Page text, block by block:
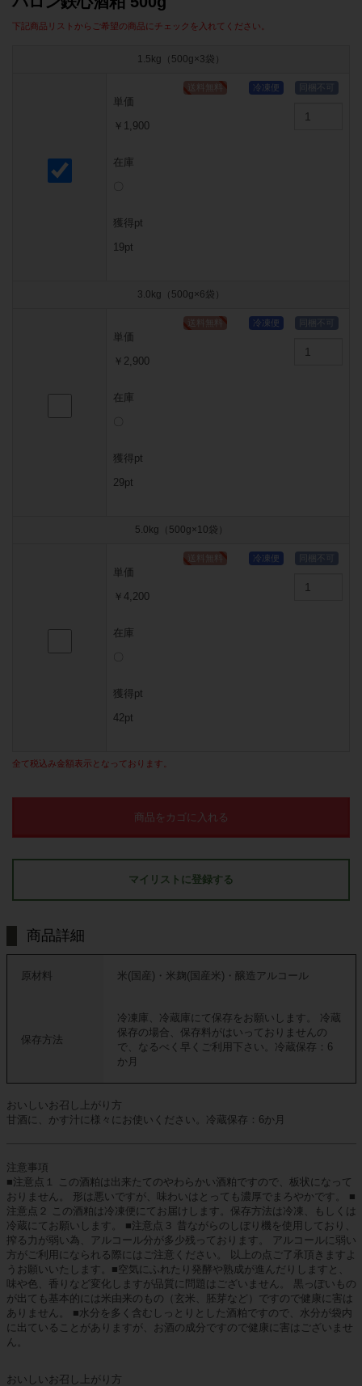
下記商品リストからご希望の商品にチェックを入れてください。
1.5kg（500g×3袋）
単価
￥1,900
在庫
獲得pt
19pt
3.0kg（500g×6袋）
単価
￥2,900
在庫
獲得pt
29pt
5.0kg（500g×10袋）
単価
￥4,200
在庫
獲得pt
42pt
全て税込み金額表示となっております。
商品をカゴに入れる
マイリストに登録する
商品詳細
原材料 米(国産)・米麹(国産米)・醸造アルコール
保存方法
冷凍庫、冷蔵庫にて保存をお願いします。 冷蔵
保存の場合、保存料がはいっておりませんの
で、なるべく早くご利用下さい。冷蔵保存：6
か月
おいしいお召し上がり方
甘酒に、かす汁に様々にお使いください。冷蔵保存：6か月
注意事項
■注意点１ この酒粕は出来たてのやわらかい酒粕ですので、板状になって
おりません。 形は悪いですが、味わいはとっても濃厚でまろやかです。 ■
注意点２ この酒粕は冷凍便にてお届けします。保存方法は冷凍、もしくは
冷蔵にてお願いします。 ■注意点３ 昔ながらのしぼり機を使用しており、
搾る力が弱い為、アルコール分が多少残っております。 アルコールに弱い
方がご利用になられる際にはご注意ください。 以上の点ご了承頂きますよ
うお願いいたします。■空気にふれたり発酵や熟成が進んだりしますと、
味や色、香りなど変化しますが品質に問題はございません。 黒っぽいもの
が出ても基本的には米由来のもの（玄米、胚芽など）ですので健康に害は
ありません。 ■水分を多く含むしっとりとした酒粕ですので、水分が袋内
に出ていることがありますが、お酒の成分ですので健康に害はございませ
ん。
おいしいお召し上がり方